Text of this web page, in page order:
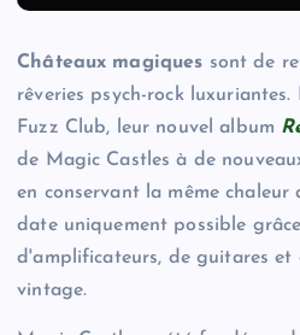
Châteaux magiques sont de
rêveries psych-rock luxuriantes.
Fuzz Club, leur nouvel album
de Magic Castles à de
en conservant la même
date uniquement possible
d'amplificateurs, de guitares et
vintage.